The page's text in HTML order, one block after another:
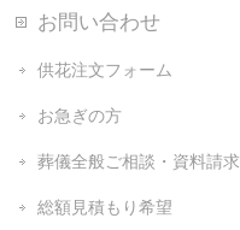
お問い合わせ
供花注文フォーム
お急ぎの方
葬儀全般ご相談・資料請求
総額見積もり希望